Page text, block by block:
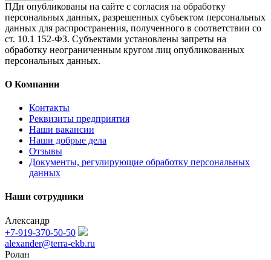
ПДн опубликованы на сайте с согласия на обработку
персональных данных, разрешенных субъектом персональных
данных для распространения, полученного в соответствии со
ст. 10.1 152-ФЗ. Субъектами установлены запреты на
обработку неограниченным кругом лиц опубликованных
персональных данных.
О Компании
Контакты
Реквизиты предприятия
Наши вакансии
Наши добрые дела
Отзывы
Документы, регулирующие обработку персональных
данных
Наши сотрудники
Александр
+7-919-370-50-50
alexander@terra-ekb.ru
Ролан